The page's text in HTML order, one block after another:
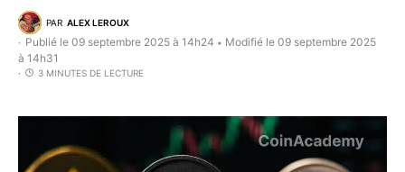
PAR ALEX LEROUX
Publié le 09 septembre 2025 à 14h24 • Modifié le 09 septembre 2025
à 14h31
3 MINUTES DE LECTURE